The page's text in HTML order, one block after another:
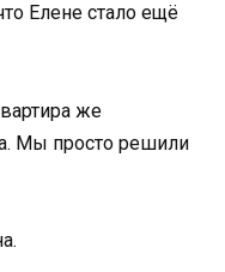
Елене стало ещё
же
Мы просто решили